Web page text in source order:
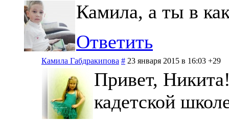
Камила, а ты в
Ответить
Камила Габдракипова # 23 января 2015 в 16:03 +29
Привет,
кадетской